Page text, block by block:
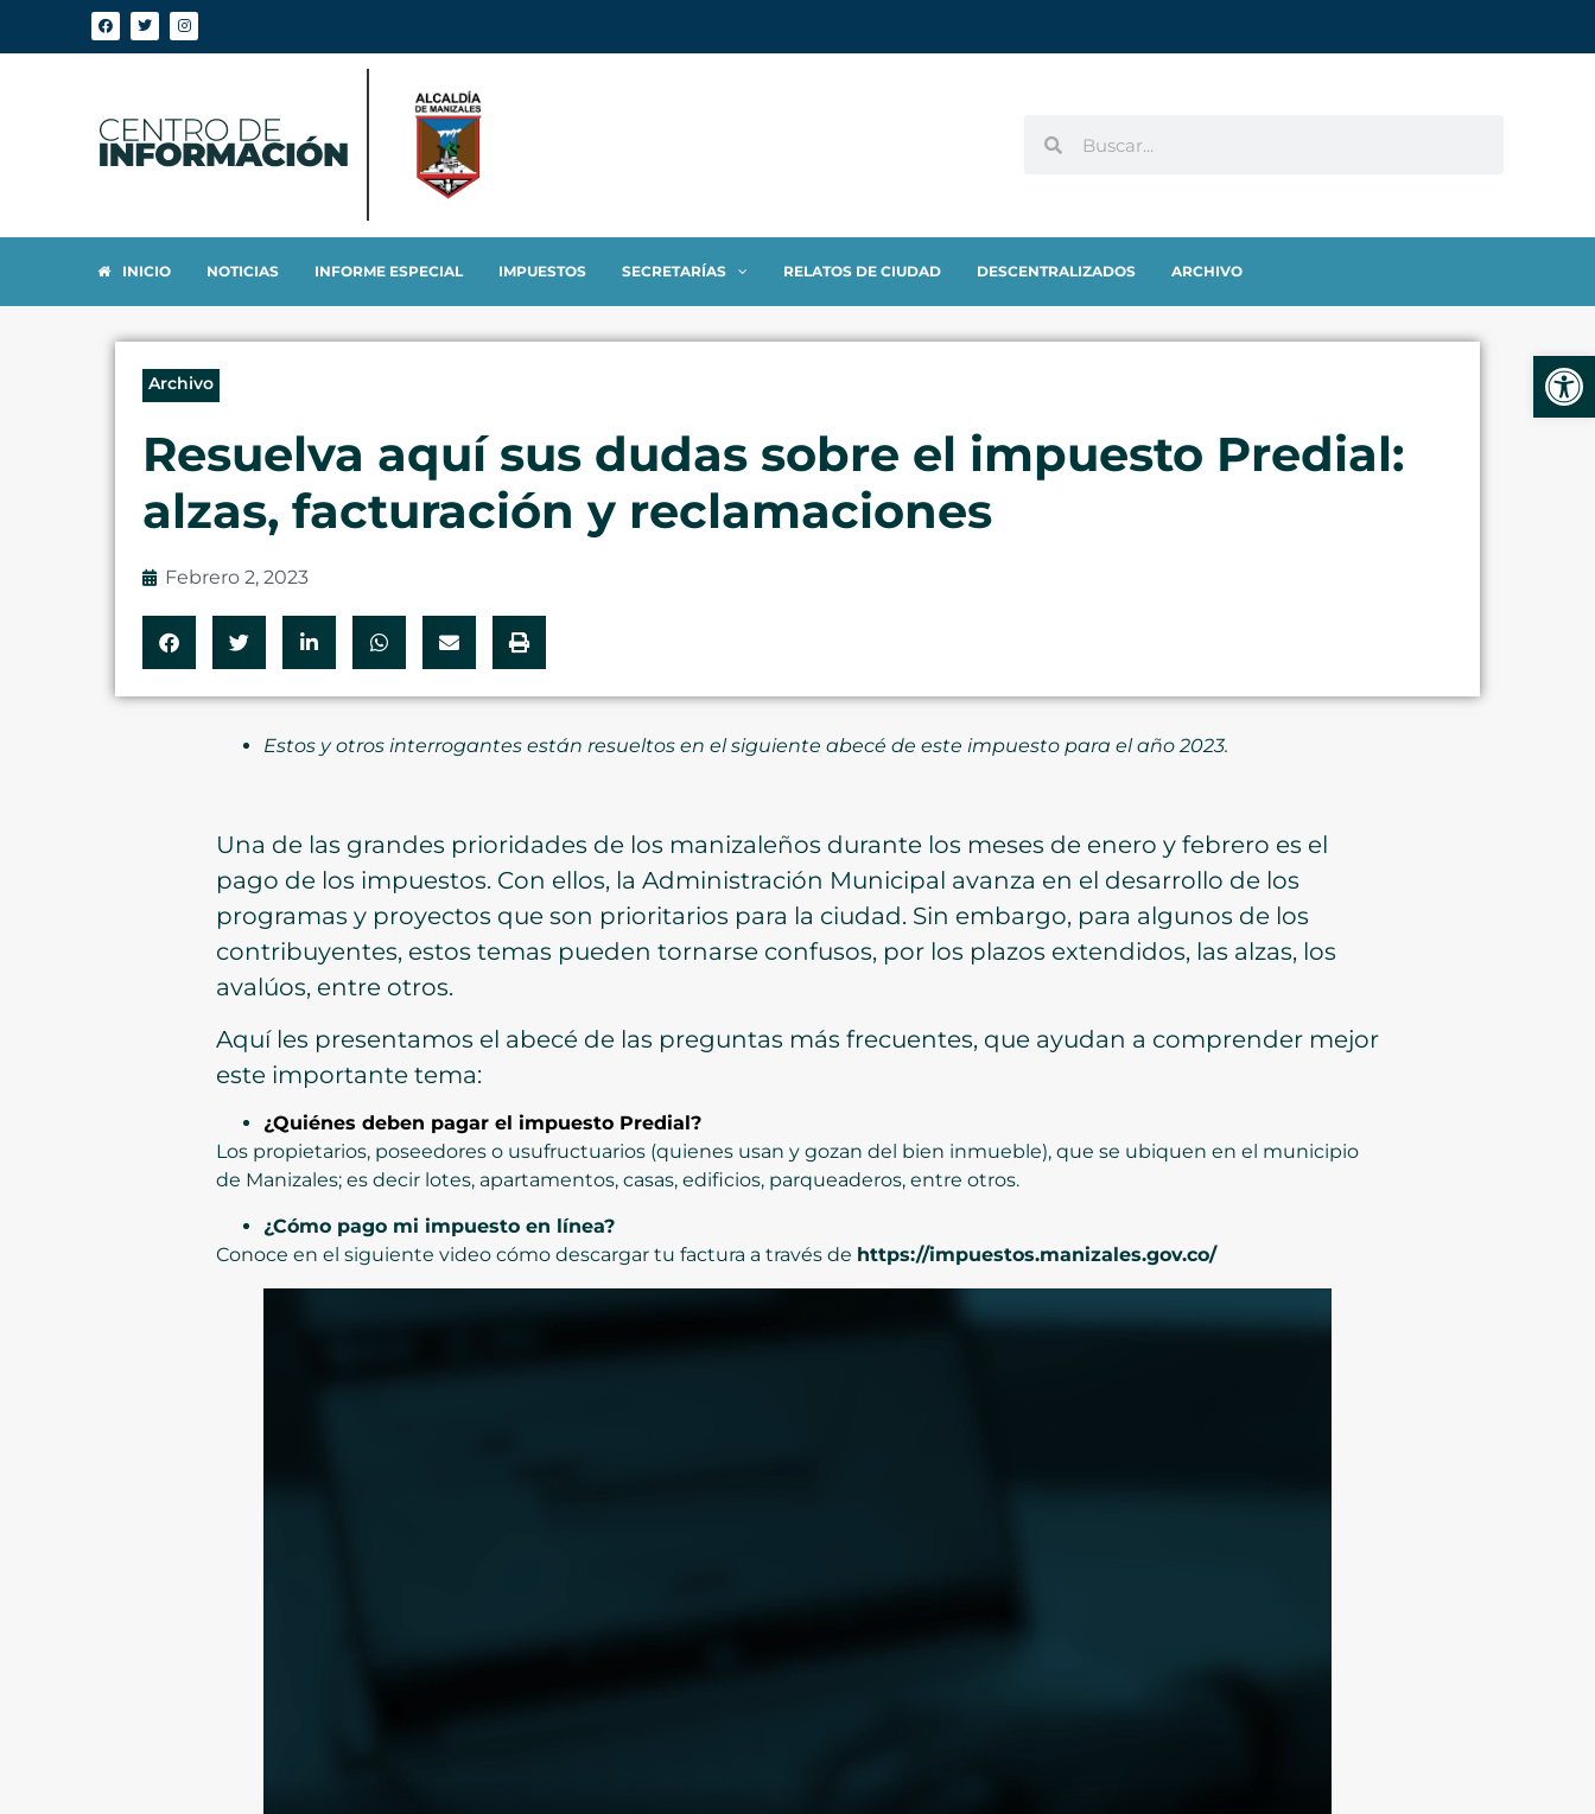
INICIO NOTICIAS INFORME ESPECIAL IMPUESTOS SECRETARÍAS RELATOS DE CIUDAD DESCENTRALIZADOS ARCHIVO
Archivo
Resuelva aquí sus dudas sobre el impuesto Predial:
alzas, facturación y reclamaciones
Febrero 2, 2023
Estos y otros interrogantes están resueltos en el siguiente abecé de este impuesto para el año 2023.
Una de las grandes prioridades de los manizaleños durante los meses de enero y febrero es el
pago de los impuestos. Con ellos, la Administración Municipal avanza en el desarrollo de los
programas y proyectos que son prioritarios para la ciudad. Sin embargo, para algunos de los
contribuyentes, estos temas pueden tornarse confusos, por los plazos extendidos, las alzas, los
avalúos, entre otros.
Aquí les presentamos el abecé de las preguntas más frecuentes, que ayudan a comprender mejor
este importante tema:
¿Quiénes deben pagar el impuesto Predial?
Los propietarios, poseedores o usufructuarios (quienes usan y gozan del bien inmueble), que se ubiquen en el municipio
de Manizales; es decir lotes, apartamentos, casas, edificios, parqueaderos, entre otros.
¿Cómo pago mi impuesto en línea?
Conoce en el siguiente video cómo descargar tu factura a través de https://impuestos.manizales.gov.co/